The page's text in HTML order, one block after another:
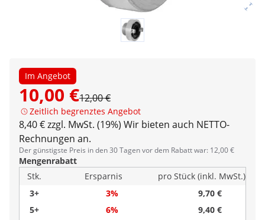
Im Angebot
10,00 €12,00 €
Zeitlich begrenztes Angebot
8,40 € zzgl. MwSt. (19%) Wir bieten auch NETTO-
Rechnungen an.
Der günstigste Preis in den 30 Tagen vor dem Rabatt war: 12,00 €
Mengenrabatt
Stk.
Ersparnis
pro Stück (inkl. MwSt.)
3+
3%
9,70 €
5+
6%
9,40 €